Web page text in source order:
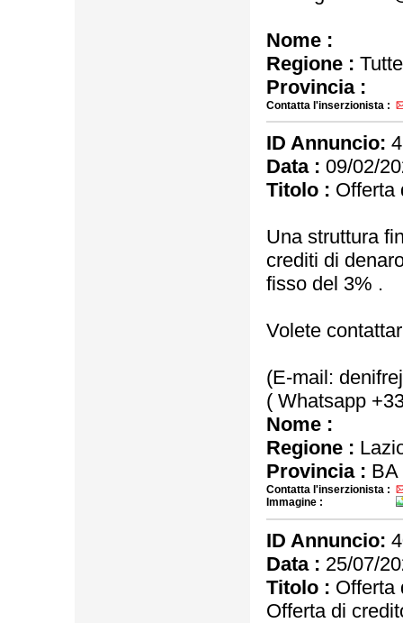
Nome :
Regione :
Provincia :
Contatta l'inserzionista :
ID Annuncio:
Data : 09/02/
Titolo : Offerta
Una struttura
crediti di
fisso del 3% .
Volete
(E-mail:
( Whatsapp
Nome :
Regione :
Provincia : BA
Contatta l'inserzionista :
Immagine :
ID Annuncio:
Data : 25/07/
Titolo : Offerta
Offerta di